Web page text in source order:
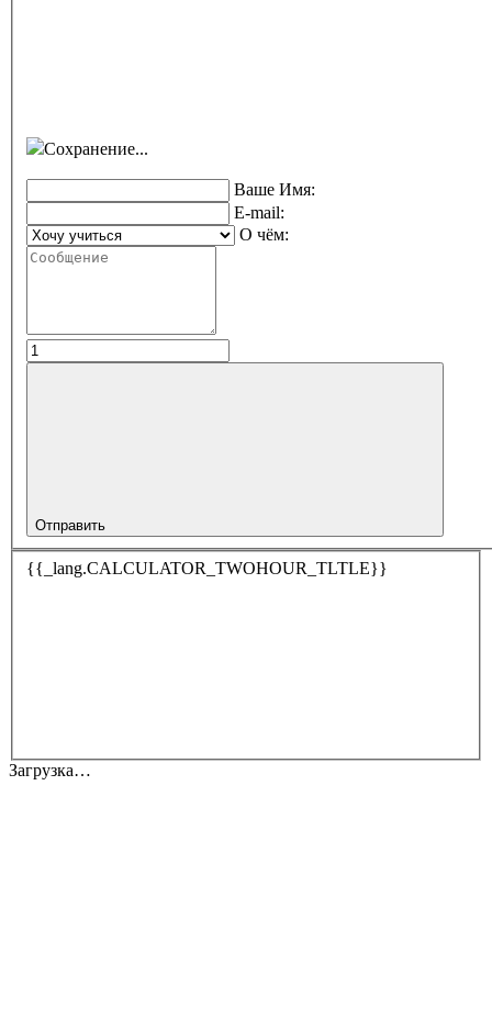
Сохранение...
Ваше Имя:
E-mail:
О чём:
Отправить
{{_lang.CALCULATOR_TWOHOUR_TLTLE}}
Загрузка…